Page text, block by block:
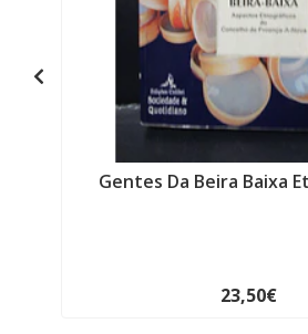
Gentes Da Beira Baixa
23,50€